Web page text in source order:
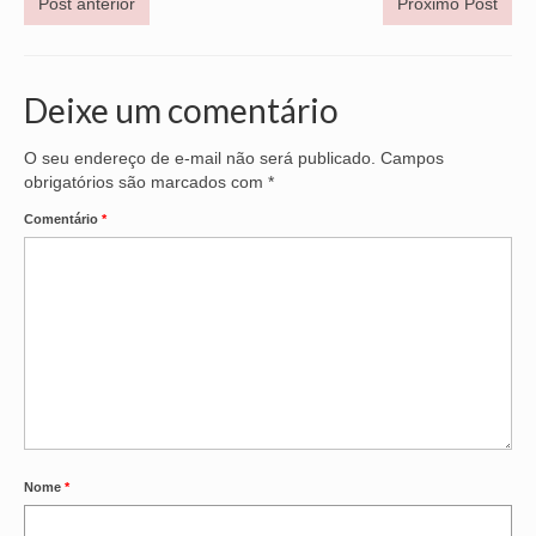
JURÍDICO
NÚCLEOS
Deixe um comentário
O seu endereço de e-mail não será publicado. Campos
obrigatórios são marcados com *
Comentário *
Nome *